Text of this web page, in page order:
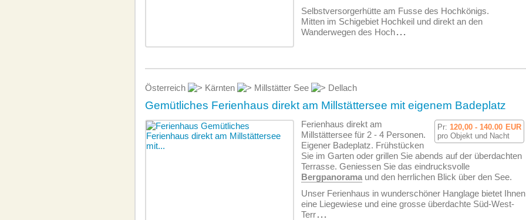
Selbstversorgerhütte am Fusse des Hochkönigs.
Mitten im Schigebiet Hochkeil und direkt an den
Wanderwegen des Hoch...
Österreich Kärnten Millstätter See Dellach
Gemütliches Ferienhaus direkt am Millstättersee mit eigenem Badeplatz
Pr: 120,00 - 140.00 EUR
pro Objekt und Nacht
Ferienhaus direkt am
Millstättersee für 2 - 4 Personen.
Eigener Badeplatz. Frühstücken
Sie im Garten oder grillen Sie abends auf der überdachten
Terrasse. Geniessen Sie das eindrucksvolle
Bergpanorama und den herrlichen Blick über den See.
Unser Ferienhaus in wunderschöner Hanglage bietet Ihnen
eine Liegewiese und eine grosse überdachte Süd-West-
Terr...